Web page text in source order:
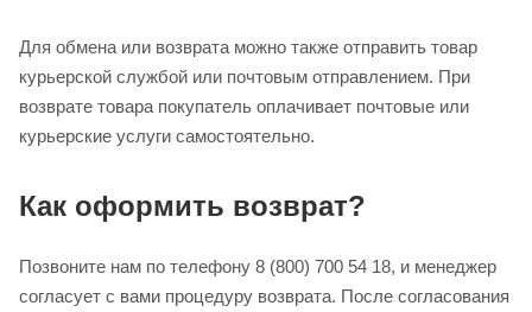
Для обмена или возврата можно также отправить товар
курьерской службой или почтовым отправлением. При
возврате товара покупатель оплачивает почтовые или
курьерские услуги самостоятельно.
Как оформить возврат?
Позвоните нам по телефону 8 (800) 700 54 18, и менеджер
согласует с вами процедуру возврата. После согласования